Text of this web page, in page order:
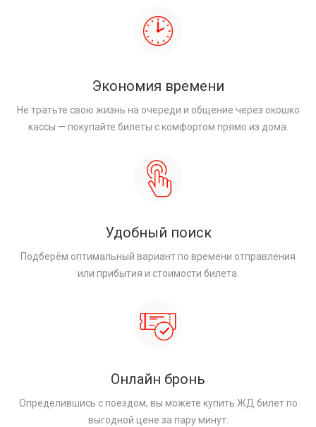
Экономия времени
Не тратьте свою жизнь на очереди и общение через окошко
кассы — покупайте билеты с комфортом прямо из дома.
Удобный поиск
Подберём оптимальный вариант по времени отправления
или прибытия и стоимости билета.
Онлайн бронь
Определившись с поездом, вы можете купить ЖД билет по
выгодной цене за пару минут.